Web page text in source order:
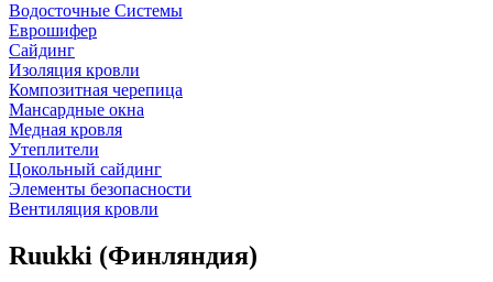
Водосточные Системы
Еврошифер
Сайдинг
Изоляция кровли
Композитная черепица
Мансардные окна
Медная кровля
Утеплители
Цокольный сайдинг
Элементы безопасности
Вентиляция кровли
Ruukki (Финляндия)